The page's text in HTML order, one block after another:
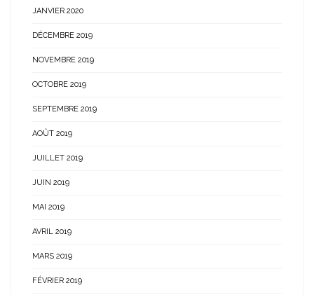
JANVIER 2020
DÉCEMBRE 2019
NOVEMBRE 2019
OCTOBRE 2019
SEPTEMBRE 2019
AOÛT 2019
JUILLET 2019
JUIN 2019
MAI 2019
AVRIL 2019
MARS 2019
FÉVRIER 2019